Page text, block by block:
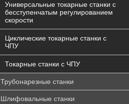
Универсальные токарные станки с
бесступенчатым регулированием
скорости
Циклические токарные станки с
ЧПУ
Токарные станки с ЧПУ
Трубонарезные станки
Шлифовальные станки